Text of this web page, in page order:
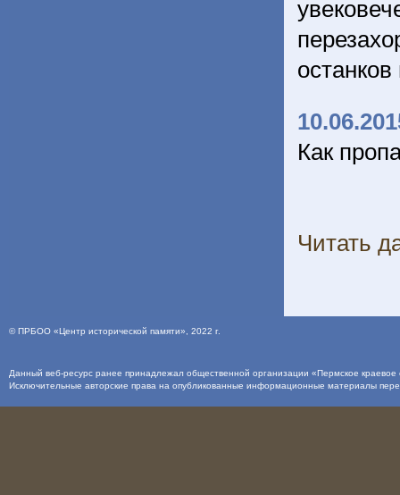
Как
Читать
©ПРБОО «Центр исторической памяти» , 2022 г.
Данный веб-ресурс ранее принадлежал общественной организации «Пермское
Исключительные авторские права на опубликованные информационные материалы